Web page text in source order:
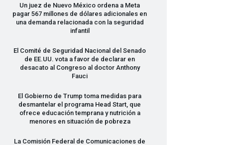
Un juez de Nuevo México ordena a Meta
pagar 567 millones de dólares adicionales en
una demanda relacionada con la seguridad
infantil
El Comité de Seguridad Nacional del Senado
de EE.UU. vota a favor de declarar en
desacato al Congreso al doctor Anthony
Fauci
El Gobierno de Trump toma medidas para
desmantelar el programa Head Start, que
ofrece educación temprana y nutrición a
menores en situación de pobreza
La Comisión Federal de Comunicaciones de